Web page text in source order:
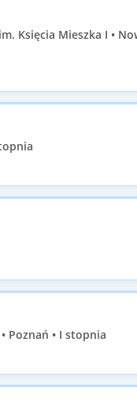
Księcia Mieszka I •
Poznań • I stopnia